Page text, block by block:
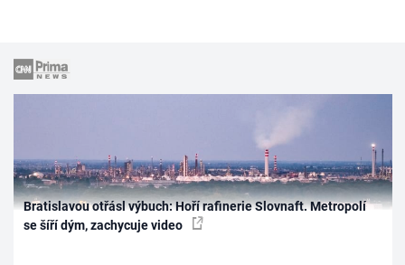
Bratislavou otřásl výbuch: Hoří rafinerie Slovnaft. Metropolí
se šíří dým, zachycuje video